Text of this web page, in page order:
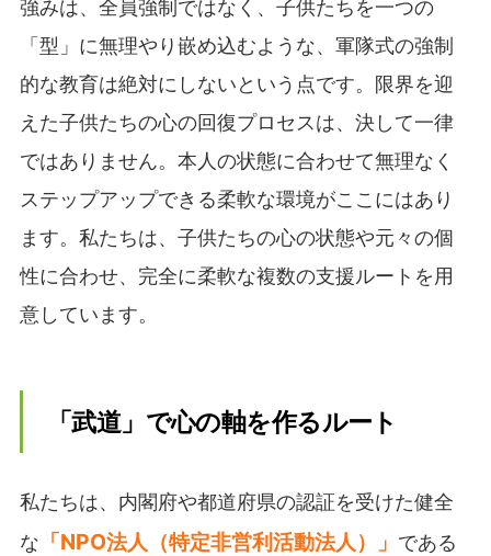
強みは、全員強制ではなく、子供たちを一つの
「型」に無理やり嵌め込むような、軍隊式の強制
的な教育は絶対にしないという点です。限界を迎
えた子供たちの心の回復プロセスは、決して一律
ではありません。本人の状態に合わせて無理なく
ステップアップできる柔軟な環境がここにはあり
ます。私たちは、子供たちの心の状態や元々の個
性に合わせ、完全に柔軟な複数の支援ルートを用
意しています。
「武道」で心の軸を作るルート
私たちは、内閣府や都道府県の認証を受けた健全
な 「NPO法人（特定非営利活動法人）」 である